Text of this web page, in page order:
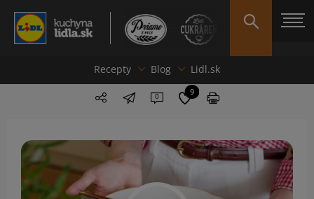
Recepty Blog Lidl.sk
0 9